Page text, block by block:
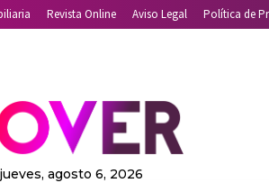
Revista Online Aviso Legal Política de
jueves, agosto 6, 2026